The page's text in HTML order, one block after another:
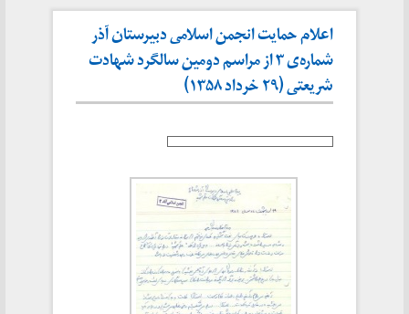
اعلام حمایت انجمن اسلامی دبیرستان آذر
شماره‌ی ۳ از مراسم دومین سالگرد شهادت
شریعتی (۲۹ خرداد ۱۳۵۸)